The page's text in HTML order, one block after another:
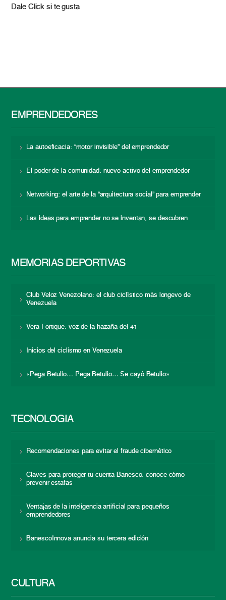
Dale Click si te gusta
EMPRENDEDORES
La autoeficacia: “motor invisible” del emprendedor
El poder de la comunidad: nuevo activo del emprendedor
Networking: el arte de la “arquitectura social” para emprender
Las ideas para emprender no se inventan, se descubren
MEMORIAS DEPORTIVAS
Club Veloz Venezolano: el club ciclístico más longevo de
Venezuela
Vera Fortique: voz de la hazaña del 41
Inicios del ciclismo en Venezuela
«Pega Betulio… Pega Betulio… Se cayó Betulio»
TECNOLOGÍA
Recomendaciones para evitar el fraude cibernético
Claves para proteger tu cuenta Banesco: conoce cómo
prevenir estafas
Ventajas de la inteligencia artificial para pequeños
emprendedores
BanescoInnova anuncia su tercera edición
CULTURA